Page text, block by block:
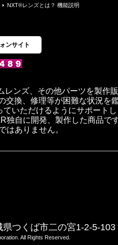
NXT®レンズとは？ 機能説明
ンサイト
ンズ、その他パーツを製作販
換、修理等が困難な状況を鑑
いただけるようにサポートし
独自に開発、製作した商品です
はありません。
つくば市二の宮1-2-5-103
All Rights Reserved.